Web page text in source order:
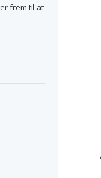
frem til at